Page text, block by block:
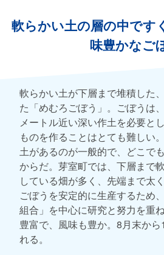
軟らかい土の層の中です
味豊かなご
軟らかい土が下層まで堆積した
た「めむろごぼう」。ごぼうは
メートル近い深い作土を必要と
ものを作ることはとても難しい
土があるのが一般的で、どこで
からだ。芽室町では、下層まで
している畑が多く、先端まで太
ごぼうを安定的に生産するため
組合」を中心に研究と努力を重
豊富で、風味も豊か。8月末か
れる。